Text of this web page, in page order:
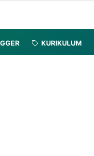
KURIKULUM